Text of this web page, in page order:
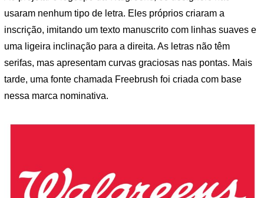
usaram nenhum tipo de letra. Eles próprios criaram a
inscrição, imitando um texto manuscrito com linhas suaves e
uma ligeira inclinação para a direita. As letras não têm
serifas, mas apresentam curvas graciosas nas pontas. Mais
tarde, uma fonte chamada Freebrush foi criada com base
nessa marca nominativa.